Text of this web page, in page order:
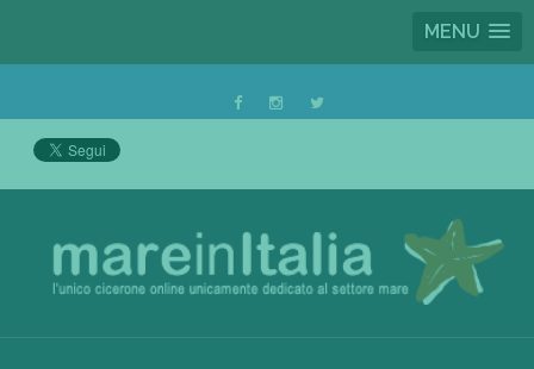
MENU